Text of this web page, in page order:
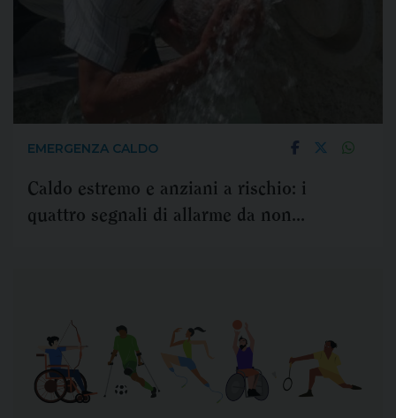
EMERGENZA CALDO
Caldo estremo e anziani a rischio: i
quattro segnali di allarme da non